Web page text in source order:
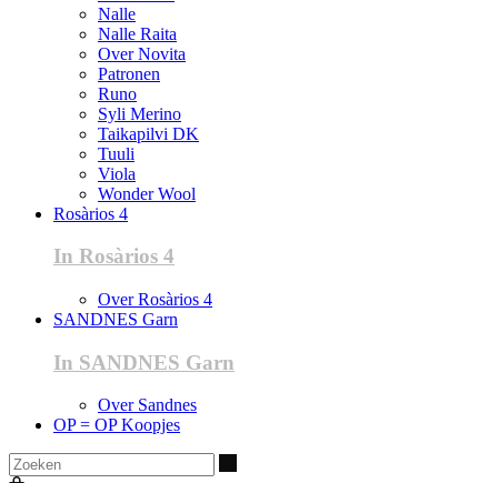
Nalle
Nalle Raita
Over Novita
Patronen
Runo
Syli Merino
Taikapilvi DK
Tuuli
Viola
Wonder Wool
Rosàrios 4
In Rosàrios 4
Over Rosàrios 4
SANDNES Garn
In SANDNES Garn
Over Sandnes
OP = OP Koopjes